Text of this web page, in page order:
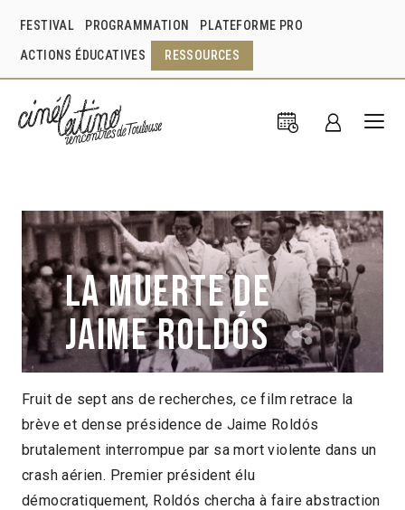
FESTIVAL PROGRAMMATION PLATEFORME PRO
ACTIONS ÉDUCATIVES RESSOURCES
La muerte de
Jaime Roldós
Manolo Sarmiento Lisandra I. Rivera
2013
2016 > Focus: Figures d'Amérique latine
Fruit de sept ans de recherches, ce film retrace la
brève et dense présidence de Jaime Roldós
brutalement interrompue par sa mort violente dans un
crash aérien. Premier président élu
démocratiquement, Roldós chercha à faire abstraction